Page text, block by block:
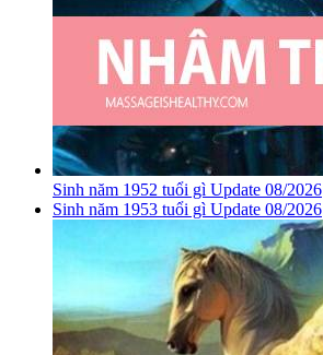
Sinh năm 1952 tuổi gì Update 08/2026
Sinh năm 1953 tuổi gì Update 08/2026